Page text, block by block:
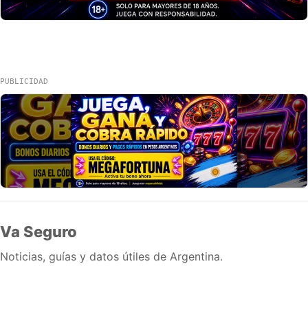
PUBLICIDAD
Va Seguro
Noticias, guías y datos útiles de Argentina.